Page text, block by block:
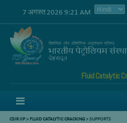
7 अगस्त 2026 9:21 AM
Fluid Catalytic
CSIR IIP> FLUID CATALYTIC CRACKING> SUPPORTS